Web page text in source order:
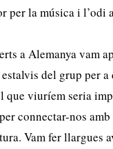
per la música i l’odi
a Alemanya vam
del grup per
que viuríem seria
connectar-nos
Vam fer llargues